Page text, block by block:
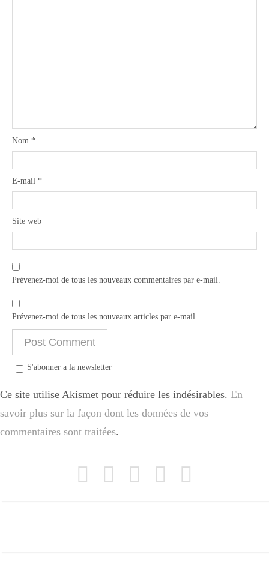
Nom *
E-mail *
Site web
Prévenez-moi de tous les nouveaux commentaires par e-mail.
Prévenez-moi de tous les nouveaux articles par e-mail.
S'abonner a la newsletter
Ce site utilise Akismet pour réduire les indésirables. En
savoir plus sur la façon dont les données de vos
commentaires sont traitées.